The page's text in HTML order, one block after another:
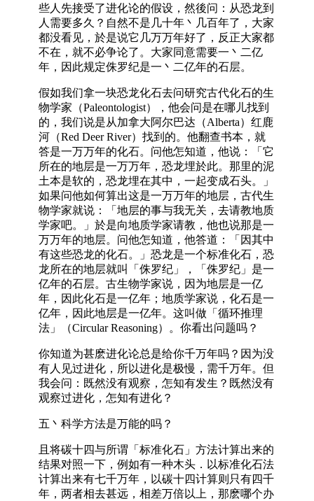
些人先接受了进化论的假设，然後问：从恐龙到
人需要多久？自然不是几十年丶几百年了，大家
都没看见，於是说它几万万年好了，反正大家都
不在，就不必争论了。大家同意需要一丶二亿
年，因此规定侏罗纪是一丶二亿年的石层。
假如我们拿一块恐龙化石去问研究古代化石的生
物学家（Paleontologist），他会问是在哪儿找到
的，我们说是从加拿大阿尔巴达（Alberta）红鹿
河（Red Deer River）找到的。他翻查书本，就
答是一万万年的化石。问他怎知道，他说：「它
所在的地层是一万万年，恐龙埋於此。那里的泥
土本是软的，恐龙埋在其中，一起变成石头。」
如果问他如何算出这是一万万年的地层，古代生
物学家就说：「地层的事与我无关，去请教地质
学家吧。」於是向地质学家请教，他也说那是一
万万年的地层。问他怎知道，他答道：「因其中
有这些恐龙的化石。」恐龙是一个标准化石，恐
龙所在的地层就叫「侏罗纪」，「侏罗纪」是一
亿年的石层。古生物学家说，因为地层是一亿
年，因此化石是一亿年；地质学家说，化石是一
亿年，因此地层是一亿年。这叫做「循环推理
法」（Circular Reasoning）。你看出问题吗？
你知道为甚麽进化论总是给你千万年吗？因为没
有人见过进化，所以进化是极慢，需千万年。但
我会问：既然没有观察，怎知有发生？既然没有
观察过进化，怎知有进化？
五丶科学方法是万能的吗？
且将碳十四与所谓「标准化石」方法计算出来的
结果对照一下，例如有一种木头．以标准化石法
计算出来有七千万年，以碳十四计算则只有四千
年，两者相去甚远，相差万倍以上，那麽哪个办